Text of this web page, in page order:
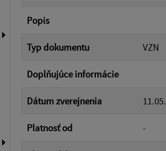
Popis
Typ dokumentu VZN
Doplňujúce informácie
Dátum zverejnenia
Platnosť od -